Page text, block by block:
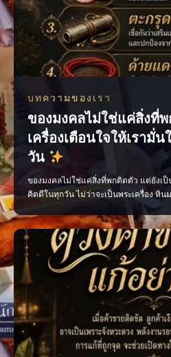
บทความของเรา
ของมงคลไม่ใช่แค่สิ่งที่
เครื่องเตือนใจให้เรามั่
วัน
ของมงคลไม่ใช่แค่สิ่งที่พกติดตัว แต่ยังเป็
คิดดีในทุกวัน ไม่ว่าจะเป็นพระเครื่อง หิน
เลือกสิ่งที่เหมาะกับตัวเอง พกด้วยความศ
พลังใจดี ๆ จะค่อย ๆ ตามมา เพจ ไสยะ
วง #ของมงคล #ของมงคลพกติดตั